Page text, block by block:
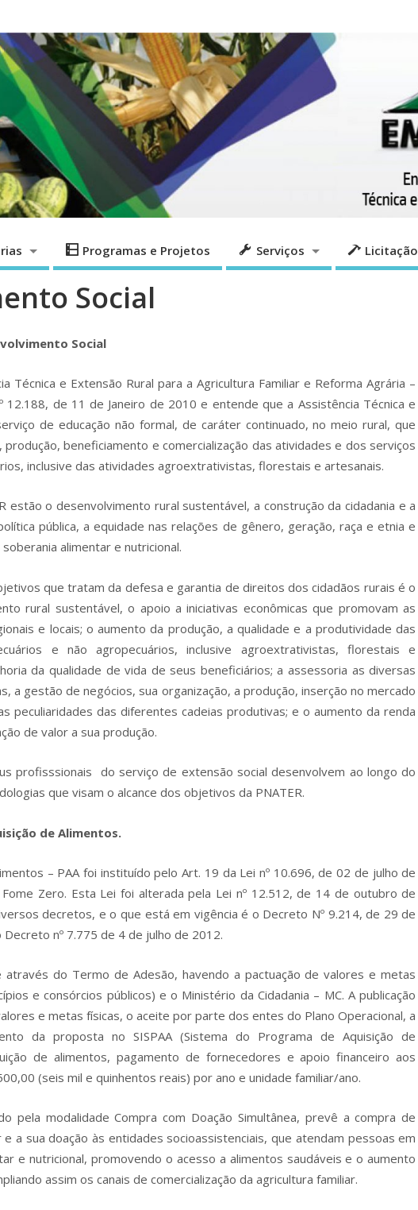
Programas e Projetos Serviços Licitação
Social
Social
Técnica e Extensão Rural para a Agricultura Familiar e Reforma Agrária –
12.188, de 11 de Janeiro de 2010 e entende que a Assistência Técnica e
de educação não formal, de caráter continuado, no meio rural, que
beneficiamento e comercialização das atividades e dos serviços
inclusive das atividades agroextrativistas, florestais e artesanais.
estão o desenvolvimento rural sustentável, a construção da cidadania e a
pública, a equidade nas relações de gênero, geração, raça e etnia e
alimentar e nutricional.
que tratam da defesa e garantia de direitos dos cidadãos rurais é o
rural sustentável, o apoio a iniciativas econômicas que promovam as
e locais; o aumento da produção, a qualidade e a produtividade das
e não agropecuários, inclusive agroextrativistas, florestais e
da qualidade de vida de seus beneficiários; a assessoria as diversas
a gestão de negócios, sua organização, a produção, inserção no mercado
peculiaridades das diferentes cadeias produtivas; e o aumento da renda
de valor a sua produção.
profisssionais do serviço de extensão social desenvolvem ao longo do
que visam o alcance dos objetivos da PNATER.
de Alimentos.
– PAA foi instituído pelo Art. 19 da Lei nº 10.696, de 02 de julho de
Zero. Esta Lei foi alterada pela Lei nº 12.512, de 14 de outubro de
decretos, e o que está em vigência é o Decreto Nº 9.214, de 29 de
nº 7.775 de 4 de julho de 2012.
do Termo de Adesão, havendo a pactuação de valores e metas
e consórcios públicos) e o Ministério da Cidadania – MC. A publicação
e metas físicas, o aceite por parte dos entes do Plano Operacional, a
da proposta no SISPAA (Sistema do Programa de Aquisição de
de alimentos, pagamento de fornecedores e apoio financeiro aos
(seis mil e quinhentos reais) por ano e unidade familiar/ano.
pela modalidade Compra com Doação Simultânea, prevê a compra de
a sua doação às entidades socioassistenciais, que atendam pessoas em
e nutricional, promovendo o acesso a alimentos saudáveis e o aumento
assim os canais de comercialização da agricultura familiar.